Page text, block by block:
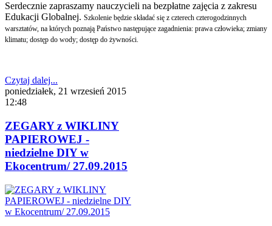
Serdecznie zapraszamy nauczycieli na bezpłatne zajęcia z zakresu
Edukacji Globalnej. Szkolenie będzie składać się z czterech czterogodzinnych
warsztatów, na których poznają Państwo następujące zagadnienia: prawa człowieka; zmiany
klimatu; dostęp do wody; dostęp do żywności.
Czytaj dalej...
poniedziałek, 21 wrzesień 2015
12:48
ZEGARY z WIKLINY
PAPIEROWEJ -
niedzielne DIY w
Ekocentrum/ 27.09.2015